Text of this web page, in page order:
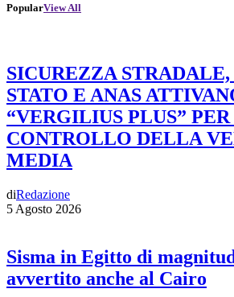
PopularView All
SICUREZZA
STATO E ANAS
“VERGILIUS PLUS”
CONTROLLO DELLA
MEDIA
diRedazione
5 Agosto 2026
Sisma in Egitto di
avvertito anche al Cairo